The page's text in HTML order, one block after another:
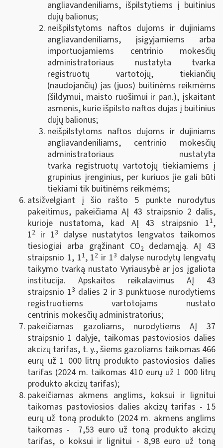
angliavandeniliams, išpilstytiems į buitinius
dujų balionus;
neišpilstytoms naftos dujoms ir dujiniams
angliavandeniliams, įsigyjamiems arba
importuojamiems centrinio mokesčių
administratoriaus nustatyta tvarka
registruotų vartotojų, tiekiančių
(naudojančių) jas (juos) buitinėms reikmėms
(šildymui, maisto ruošimui ir pan.), įskaitant
asmenis, kurie išpilsto naftos dujas į buitinius
dujų balionus;
neišpilstytoms naftos dujoms ir dujiniams
angliavandeniliams, centrinio mokesčių
administratoriaus nustatyta
tvarka registruotų vartotojų tiekiamiems į
grupinius įrenginius, per kuriuos jie gali būti
tiekiami tik buitinėms reikmėms;
atsižvelgiant į šio rašto 5 punkte nurodytus
pakeitimus, pakeičiama AĮ 43 straipsnio 2 dalis,
kurioje nustatoma, kad AĮ 43 straipsnio 11,
12 ir 13
dalyse nustatytos lengvatos taikomos
tiesiogiai arba grąžinant CO2
dedamąją. AĮ 43
straipsnio 1, 11, 12 ir 13 dalyse nurodytų lengvatų
taikymo tvarką nustato Vyriausybė ar jos įgaliota
institucija. Apskaitos reikalavimus AĮ 43
straipsnio 13 dalies 2 ir 3 punktuose nurodytiems
registruotiems vartotojams nustato
centrinis mokesčių administratorius;
pakeičiamas gazoliams, nurodytiems AĮ 37
straipsnio 1 dalyje, taikomas pastoviosios dalies
akcizų tarifas, t. y., šiems gazoliams taikomas 466
eurų už 1 000 litrų produkto pastoviosios dalies
tarifas (2024 m. taikomas 410 eurų už 1 000 litrų
produkto akcizų tarifas);
pakeičiamas akmens anglims, koksui ir lignitui
taikomas pastoviosios dalies akcizų tarifas - 15
eurų už toną produkto (2024 m. akmens anglims
taikomas - 7,53 euro už toną produkto akcizų
tarifas, o koksui ir lignitui - 8,98 euro už toną